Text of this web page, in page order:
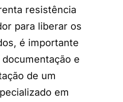
resistência
para liberar os
é importante
e
de um
em